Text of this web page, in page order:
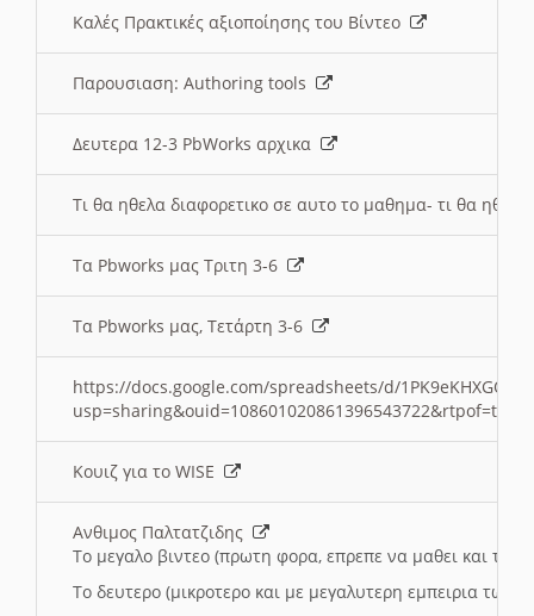
Καλές Πρακτικές αξιοποίησης του Βίντεο
Παρουσιαση: Authoring tools
Δευτερα 12-3 PbWorks αρχικα
Τι θα ηθελα διαφορετικο σε αυτο το μαθημα- τι θα
Τα Pbworks μας Τριτη 3-6
Τα Pbworks μας, Τετάρτη 3-6
https://docs.google.com/spreadsheets/d/
Κουιζ για το WISE
Ανθιμος Παλτατζιδης
Το μεγαλο βιντεο (πρωτη φορα, επρεπε να μαθει και το
Το δευτερο (μικροτερο και με μεγαλυτερη εμπειρια